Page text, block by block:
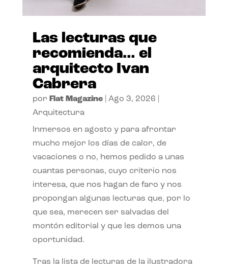
Las lecturas que
recomienda… el
arquitecto Ivan
Cabrera
por Flat Magazine| Ago 3, 2026
Arquitectura
Inmersos en agosto y para afrontar
mucho mejor los días de calor, de
vacaciones o no, hemos pedido a unas
cuantas personas, cuyo criterio nos
interesa, que nos hagan de faro y nos
propongan algunas lecturas que, por lo
que sea, merecen ser salvadas del
montón editorial y que les demos una
oportunidad.
Tras la lista de lecturas de la ilustradora